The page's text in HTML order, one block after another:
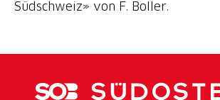
Südschweiz» von F. Boller.